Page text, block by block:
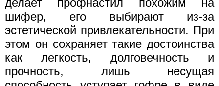
делает профнастил похожим на
шифер, его выбирают из-за
эстетической привлекательности. При
этом он сохраняет такие достоинства
как легкость, долговечность и
прочность, лишь несущая